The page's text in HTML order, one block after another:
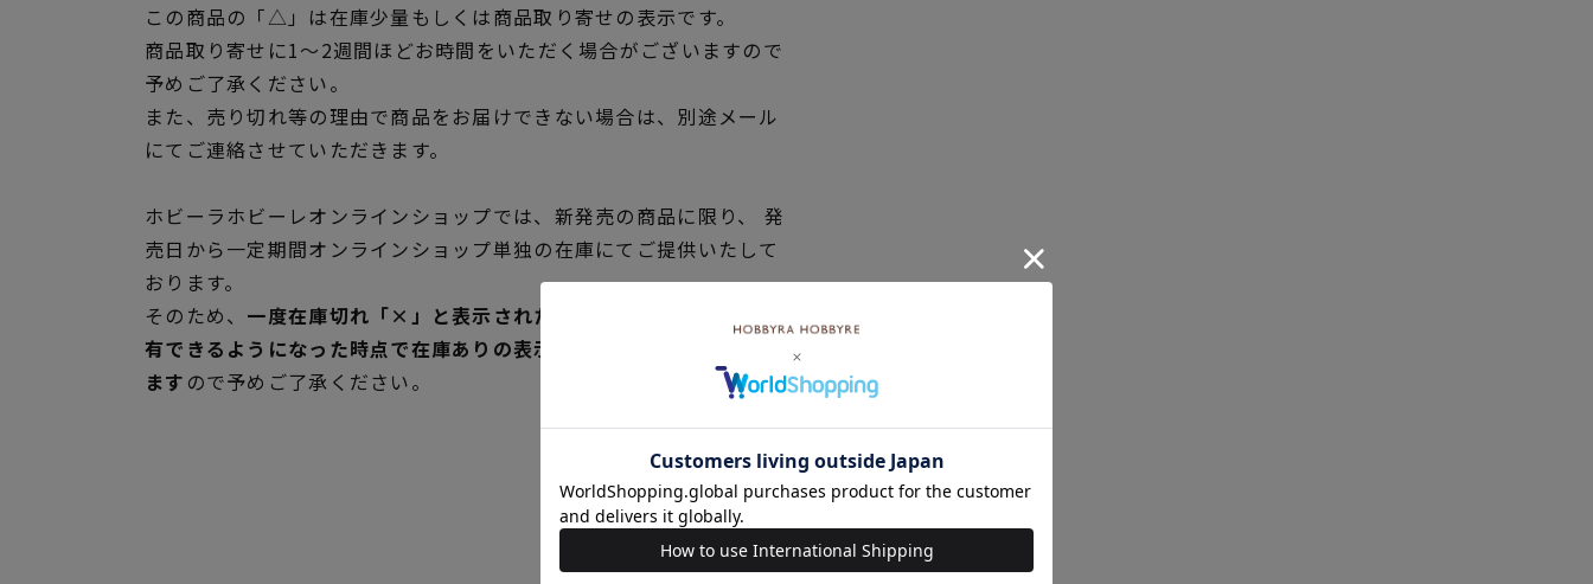
この商品の「△」は在庫少量もしくは商品取り寄せの表示です。
商品取り寄せに1～2週間ほどお時間をいただく場合がございますので
予めご了承ください。
また、売り切れ等の理由で商品をお届けできない場合は、別途メール
にてご連絡させていただきます。
ホビーラホビーレオンラインショップでは、新発売の商品に限り、 発
売日から一定期間オンラインショップ単独の在庫にてご提供いたして
おります。
そのため、 一度在庫切れ「×」と表示された商品が実店舗と在庫を共
有できるようになった時点で在庫ありの表示へと変わる場合がござい
ます ので予めご了承ください。